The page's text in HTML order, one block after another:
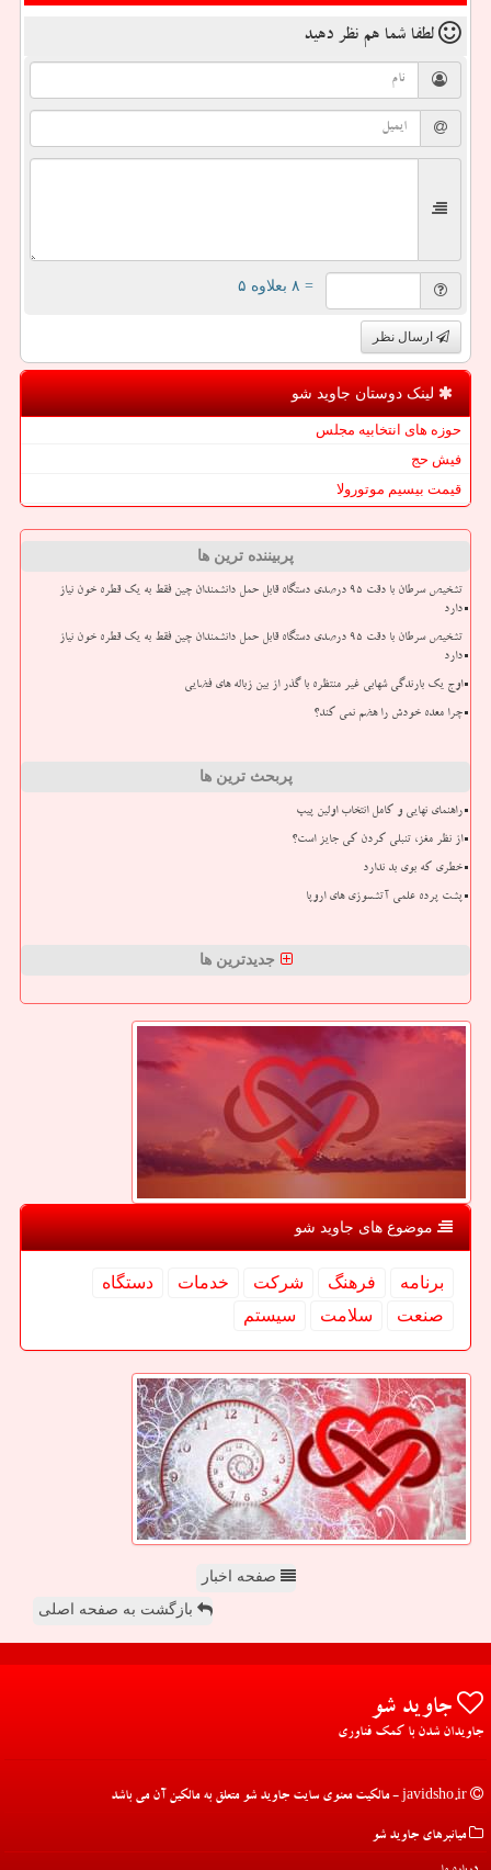
لطفا شما هم نظر دهید
= ۸ بعلاوه ۵
ارسال نظر
لینک دوستان جاوید شو
حوزه های انتخابیه مجلس
فیش حج
قیمت بیسیم موتورولا
پربیننده ترین ها
تشخیص سرطان با دقت ۹۵ درصدی دستگاه قابل حمل دانشمندان چین فقط به یک قطره خون نیاز
دارد
تشخیص سرطان با دقت ۹۵ درصدی دستگاه قابل حمل دانشمندان چین فقط به یک قطره خون نیاز
دارد
اوج یک بارندگی شهابی غیر منتظره با گذر از بین زباله های فضایی
چرا معده خودش را هضم نمی کند؟
پربحث ترین ها
راهنمای نهایی و کامل انتخاب اولین پیپ
از نظر مغز، تنبلی کردن کی جایز است؟
خطری که بوی بد ندارد
پشت پرده علمی آتشسوزی های اروپا
جدیدترین ها
موضوع های جاوید شو
برنامه فرهنگ شركت خدمات
دستگاه
صنعت
سلامت سیستم
صفحه اخبار
بازگشت به صفحه اصلی
جاوید شو
جاویدان شدن با کمک فناوری
میانبرهای جاوید شو